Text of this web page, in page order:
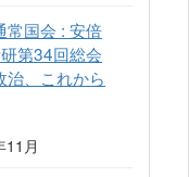
常国会 : 安倍
第34回総会
治、これから
11月